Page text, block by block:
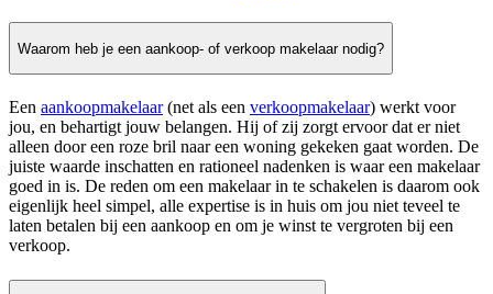
Waarom heb je een aankoop- of verkoop makelaar nodig?
Een aankoopmakelaar(net als een verkoopmakelaar) werkt voor
jou, en behartigt jouw belangen. Hij of zij zorgt ervoor dat er niet
alleen door een roze bril naar een woning gekeken gaat worden. De
juiste waarde inschatten en rationeel nadenken is waar een makelaar
goed in is. De reden om een makelaar in te schakelen is daarom ook
eigenlijk heel simpel, alle expertise is in huis om jou niet teveel te
laten betalen bij een aankoop en om je winst te vergroten bij een
verkoop.